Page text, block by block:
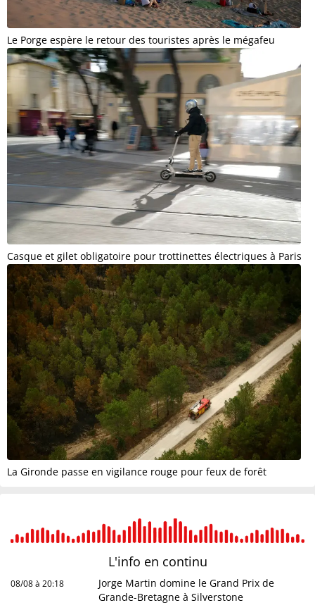
Le Porge espère le retour des touristes après le mégafeu
Casque et gilet obligatoire pour trottinettes électriques à Paris
La Gironde passe en vigilance rouge pour feux de forêt
L'info en continu
08/08 à 20:18
Jorge Martin domine le Grand Prix de
Grande-Bretagne à Silverstone